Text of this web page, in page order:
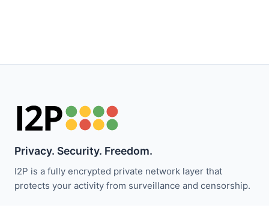
Privacy. Security. Freedom.
I2P is a fully encrypted private network layer that
protects your activity from surveillance and censorship.